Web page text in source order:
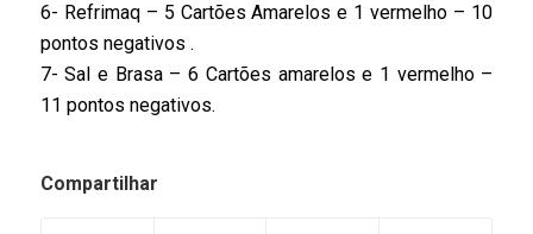
6- Refrimaq – 5 Cartões Amarelos e 1 vermelho – 10
pontos negativos .
7- Sal e Brasa – 6 Cartões amarelos e 1 vermelho –
11 pontos negativos.
Compartilhar